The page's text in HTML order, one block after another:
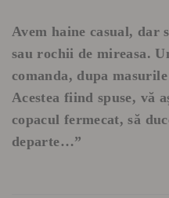
Avem haine casual, dar
sau rochii de mireasa.
comanda, dupa
Acestea fiind spuse, vă
copacul fermecat, să
departe…”